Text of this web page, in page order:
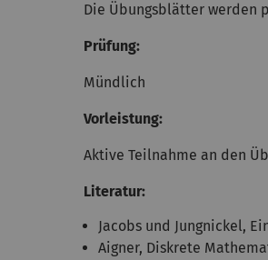
Die Übungsblätter werden
Prüfung:
Mündlich
Vorleistung:
Aktive Teilnahme an den
Literatur:
Jacobs und Jungnickel,
Aigner, Diskrete